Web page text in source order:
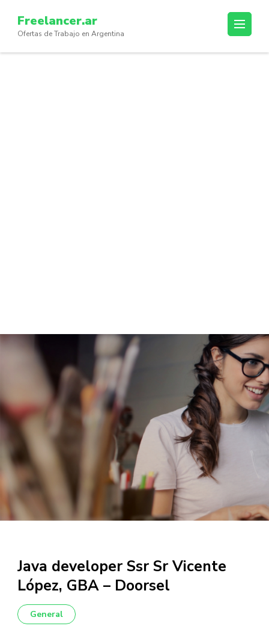
content
(Press
Freelancer.ar
Ofertas de Trabajo en Argentina
Java developer Ssr Sr Vicente
López, GBA – Doorsel
General